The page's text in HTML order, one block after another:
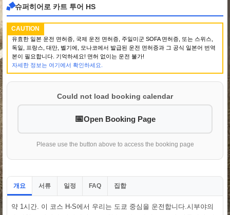
슈퍼히어로 카트 투어 HS
CAUTION
유효한 일본 운전 면허증, 국제 운전 면허증, 주일미군 SOFA 면허증, 또는 스위스,
독일, 프랑스, 대만, 벨기에, 모나코에서 발급된 운전 면허증과 그 공식 일본어 번역
본이 필요합니다. 기억하세요! 면허 없이는 운전 불가!
자세한 정보는 여기에서 확인하세요.
Could not load booking calendar
Open Booking Page
Please use the button above to access the booking page
개요 서류 일정 FAQ 집합
약 1시간. 이 코스 H-S에서 우리는 도쿄 중심을 운전합니다.시부야의